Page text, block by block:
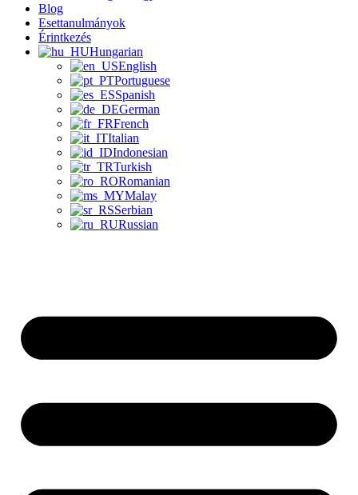
Blog
Esettanulmányok
Érintkezés
Hungarian
English
Portuguese
Spanish
German
French
Italian
Indonesian
Turkish
Romanian
Malay
Serbian
Russian